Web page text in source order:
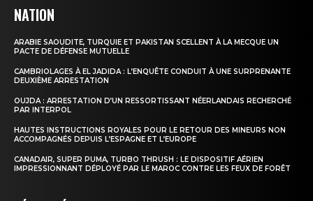
À propos
Nous contacter
Mon compte
NATION
ARABIE SAOUDITE, TURQUIE ET PAKISTAN SCELLENT À LA MECQUE UN
PACTE DE DÉFENSE MUTUELLE
CAMBRIOLAGES À EL JADIDA : L’ENQUÊTE CONDUIT À UNE SURPRENANTE
DEUXIÈME ARRESTATION
OUJDA : ARRESTATION D’UN RESSORTISSANT NÉERLANDAIS RECHERCHÉ
PAR INTERPOL
HAUTES INSTRUCTIONS ROYALES POUR LE RETOUR DES MINEURS NON
ACCOMPAGNÉS DEPUIS L’ESPAGNE ET L’EUROPE
CANADAIR, SUPER PUMA, TURBO THRUSH : LE DISPOSITIF AÉRIEN
IMPRESSIONNANT DÉPLOYÉ PAR LE MAROC CONTRE LES FEUX DE FORÊT